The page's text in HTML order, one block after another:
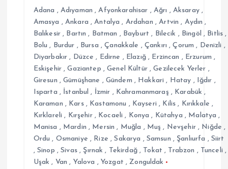
Adana , Adıyaman ,Afyonkarahisar , Ağrı , Aksaray,
Amasya ,Ankara ,Antalya , Ardahan ,Artvin , Aydın ,
Balıkesir , Bartın , Batman , Bayburt , Bilecik , Bingöl , Bitlis ,
Bolu , Burdur , Bursa ,Çanakkale , Çankırı ,Çorum , Denizli ,
Diyarbakır , Düzce , Edirne , Elazığ, Erzincan , Erzurum ,
Eskişehir ,Gaziantep ,Genel Kültür,Gezilecek Yerler ,
Giresun ,Gümüşhane , Gündem , Hakkari , Hatay , Iğdır ,
Isparta , İstanbul , İzmir , Kahramanmaraş , Karabük ,
Karaman , Kars, Kastamonu , Kayseri , Kilis , Kırıkkale ,
Kırklareli , Kırşehir, Kocaeli , Konya , Kütahya , Malatya ,
Manisa , Mardin , Mersin , Muğla , Muş , Nevşehir, Niğde ,
Ordu , Osmaniye , Rize ,Sakarya , Samsun , Şanlıurfa , Siirt
,Sinop ,Sivas, Şırnak , Tekirdağ, Tokat , Trabzon , Tunceli ,
Uşak , Van , Yalova , Yozgat ,Zonguldak